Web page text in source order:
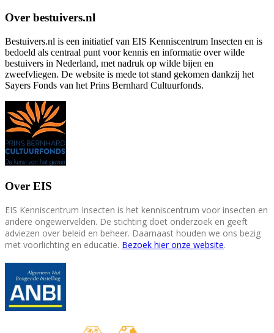
Over bestuivers.nl
Bestuivers.nl is een initiatief van EIS Kenniscentrum Insecten en is
bedoeld als centraal punt voor kennis en informatie over wilde
bestuivers in Nederland, met nadruk op wilde bijen en
zweefvliegen. De website is mede tot stand gekomen dankzij het
Sayers Fonds van het Prins Bernhard Cultuurfonds.
Over EIS
EIS Kenniscentrum Insecten is het kenniscentrum voor insecten en
andere ongewervelden. De stichting doet onderzoek en geeft
adviezen over beleid en beheer. Daarnaast houden we ons bezig
met voorlichting en educatie. Bezoek hier onze website.